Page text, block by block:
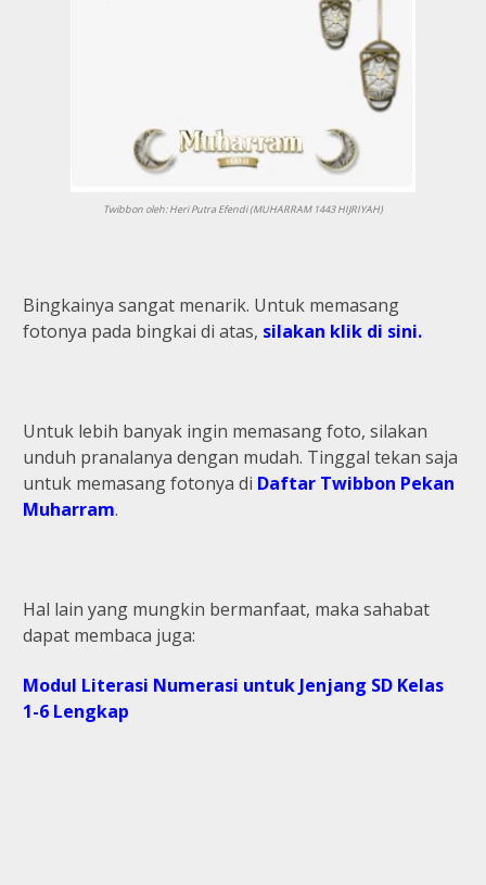
Twibbon oleh: Heri Putra Efendi (MUHARRAM 1443 HIJRIYAH)
Bingkainya sangat menarik. Untuk memasang
fotonya pada bingkai di atas, silakan klik di sini.
Untuk lebih banyak ingin memasang foto, silakan
unduh pranalanya dengan mudah. Tinggal tekan saja
untuk memasang fotonya di Daftar Twibbon Pekan
Muharram.
Hal lain yang mungkin bermanfaat, maka sahabat
dapat membaca juga:
Modul Literasi Numerasi untuk Jenjang SD Kelas
1-6 Lengkap